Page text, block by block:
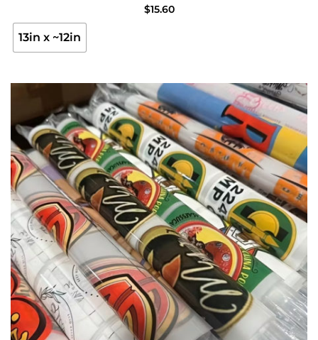
$15.60
13in x ~12in